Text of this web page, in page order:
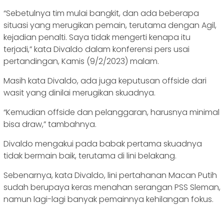
“Sebetulnya tim mulai bangkit, dan ada beberapa
situasi yang merugikan pemain, terutama dengan Agil,
kejadian penalti. Saya tidak mengerti kenapa itu
terjadi,” kata Divaldo dalam konferensi pers usai
pertandingan, Kamis (9/2/2023) malam.
Masih kata Divaldo, ada juga keputusan offside dari
wasit yang dinilai merugikan skuadnya.
“Kemudian offside dan pelanggaran, harusnya minimal
bisa draw,” tambahnya.
Divaldo mengakui pada babak pertama skuadnya
tidak bermain baik, terutama di lini belakang.
Sebenarnya, kata Divaldo, lini pertahanan Macan Putih
sudah berupaya keras menahan serangan PSS Sleman,
namun lagi-lagi banyak pemainnya kehilangan fokus.